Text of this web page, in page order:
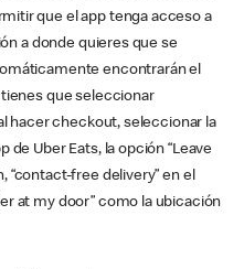
que el app tenga acceso a
a donde quieres que se
encontrarán el
tienes que seleccionar
hacer checkout, seleccionar la
de Uber Eats, la opción “Leave
“contact-free delivery” en el
at my door” como la ubicación